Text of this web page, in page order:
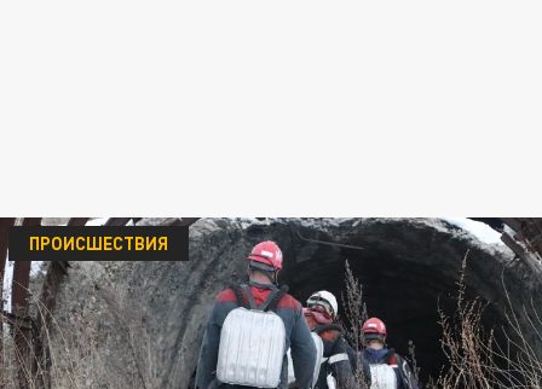
ПРОИСШЕСТВИЯ